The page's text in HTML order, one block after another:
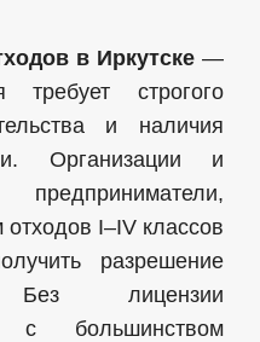
в Иркутске —
требует строгого
и наличия
Организации и
I–IV классов
разрешение
Без лицензии
с большинством